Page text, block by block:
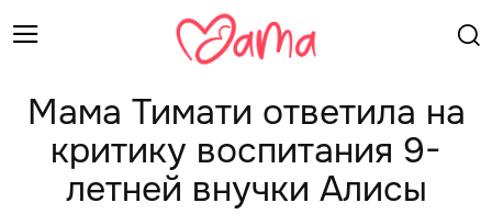
Мама Тимати ответила на
критику воспитания 9-
летней внучки Алисы